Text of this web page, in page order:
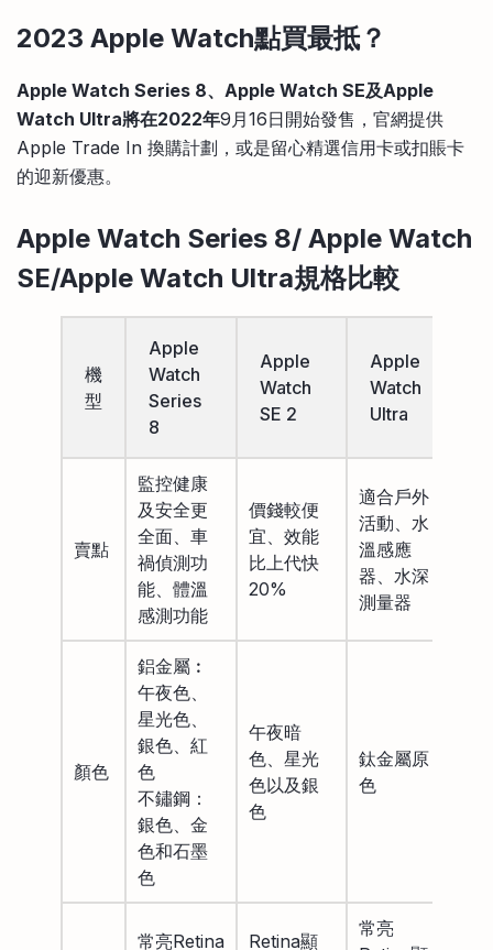
2023 Apple Watch點買最抵？
Apple Watch Series 8、Apple Watch SE及Apple
Watch Ultra將在2022年9月16日開始發售，官網提供
Apple Trade In 換購計劃，或是留心精選信用卡或扣賬卡
的迎新優惠。
Apple Watch Series 8/ Apple Watch
SE/Apple Watch Ultra規格比較
機
型
Apple
Watch
Series
8
Apple
Watch
SE 2
Apple
Watch
Ultra
賣點
監控健康
及安全更
全面、車
禍偵測功
能、體溫
感測功能
價錢較便
宜、效能
比上代快
20%
適合戶外
活動、水
溫感應
器、水深
測量器
顏色
鋁金屬︰
午夜色、
星光色、
銀色、紅
色
不鏽鋼：
銀色、金
色和石墨
色
午夜暗
色、星光
色以及銀
色
鈦金屬原
色
常亮Retina
Retina顯
常亮